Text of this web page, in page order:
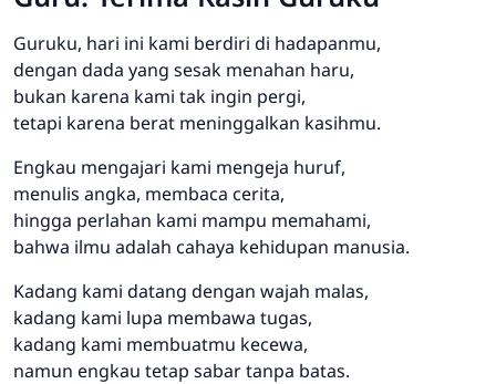
Guruku, hari ini kami berdiri di hadapanmu,
dengan dada yang sesak menahan haru,
bukan karena kami tak ingin pergi,
tetapi karena berat meninggalkan kasihmu.
Engkau mengajari kami mengeja huruf,
menulis angka, membaca cerita,
hingga perlahan kami mampu memahami,
bahwa ilmu adalah cahaya kehidupan manusia.
Kadang kami datang dengan wajah malas,
kadang kami lupa membawa tugas,
kadang kami membuatmu kecewa,
namun engkau tetap sabar tanpa batas.